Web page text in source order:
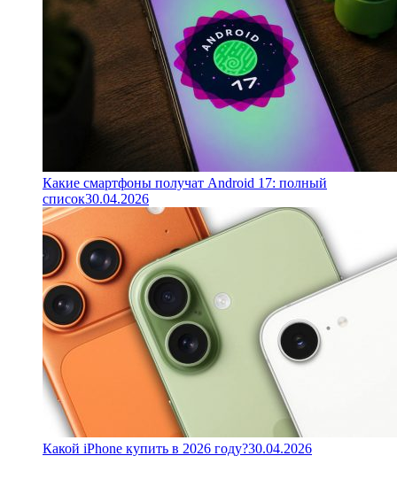
Какие смартфоны получат Android 17: полный
список30.04.2026
Какой iPhone купить в 2026 году?30.04.2026